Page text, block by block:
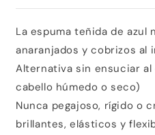
La espuma teñida de azul
anaranjados y cobrizos al
Alternativa sin ensuciar al
cabello húmedo o seco)
Nunca pegajoso, rígido o
brillantes, elásticos y